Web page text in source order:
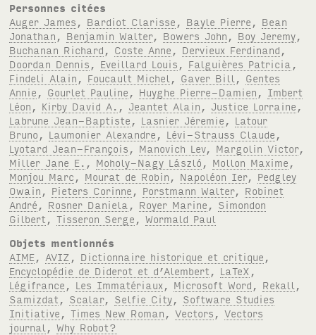
Personnes citées
Auger James , Bardiot Clarisse , Bayle Pierre , Bean
Jonathan , Benjamin Walter, Bowers John , Boy Jeremy,
Buchanan Richard , Coste Anne , Dervieux Ferdinand ,
Doordan Dennis , Eveillard Louis , Falguières Patricia ,
Findeli Alain , Foucault Michel , Gaver Bill , Gentes
Annie , Gourlet Pauline , Huyghe Pierre-Damien , Imbert
Léon , Kirby David A. , Jeantet Alain , Justice Lorraine ,
Labrune Jean-Baptiste , Lasnier Jéremie , Latour
Bruno , Laumonier Alexandre , Lévi-Strauss Claude ,
Lyotard Jean-François , Manovich Lev, Margolin Victor,
Miller Jane E. , Moholy-Nagy László , Mollon Maxime ,
Monjou Marc , Mourat de Robin , Napoléon Ier, Pedgley
Owain , Pieters Corinne , Porstmann Walter, Robinet
André , Rosner Daniela , Royer Marine , Simondon
Gilbert ,Tisseron Serge ,Wormald Paul
Objets mentionnés
AIME, AVIZ , Dictionnaire historique et critique ,
Encyclopédie de Diderot et d’Alembert , LaTeX ,
Légifrance , Les Immatériaux, Microsoft Word , Rekall ,
Samizdat , Scalar, Selfie City, Software Studies
Initiative ,Times New Roman ,Vectors ,Vectors
journal ,Why Robot?